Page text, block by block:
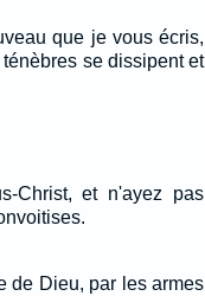
que je vous écris,
se dissipent et
Christ, et n'ayez pas
de Dieu, par les armes